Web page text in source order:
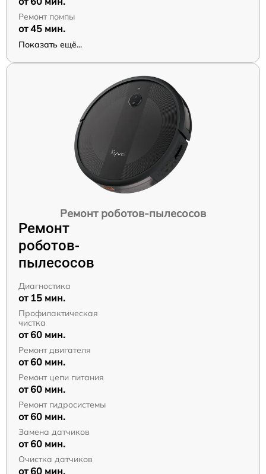
Ремонт помпы
от 45 мин.
Показать ещё...
Ремонт роботов-пылесосов
Ремонт
роботов-
пылесосов
Диагностика
от 15 мин.
Профилактическая
чистка
от 60 мин.
Ремонт двигателя
от 60 мин.
Ремонт цепи питания
от 60 мин.
Ремонт гидросистемы
от 60 мин.
Замена датчиков
от 60 мин.
Очистка датчиков
от 60 мин.